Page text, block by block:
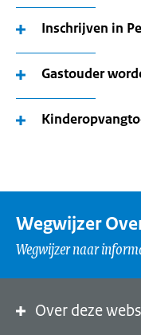
Inschrijven in
Gastouder
Wegwijzer
Wegwijzer naar
Over deze